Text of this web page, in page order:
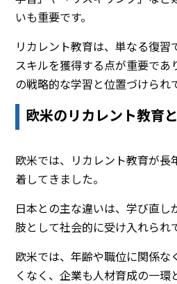
いも重要です。
リカレント教育は、単なる復習
スキルを獲得する点が重要であ
の戦略的な学習と位置づけられ
欧米のリカレント教育
欧米では、リカレント教育が長
着してきました。
日本との主な違いは、学び直
肢として社会的に受け入れられ
欧米では、年齢や職位に関係な
くなく、企業も人材育成の一環